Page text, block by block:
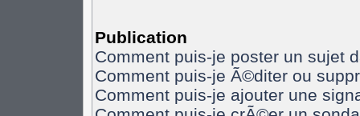
Publication
Comment puis-je poster un sujet
Comment puis-je Ã©diter ou
Comment puis-je ajouter une